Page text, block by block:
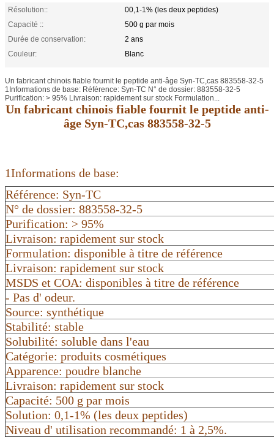
Résolution::
00,1-1% (les deux peptides)
Capacité ::
500 g par mois
Durée de conservation:
2 ans
Couleur:
Blanc
Un fabricant chinois fiable fournit le peptide anti-âge Syn-TC,cas 883558-32-5
1Informations de base: Référence: Syn-TC N° de dossier: 883558-32-5
Purification: > 95% Livraison: rapidement sur stock Formulation...
Un fabricant chinois fiable fournit le peptide anti-
âge Syn-TC,cas 883558-32-5
1Informations de base:
Référence: Syn-TC
N° de dossier: 883558-32-5
Purification: > 95%
Livraison: rapidement sur stock
Formulation: disponible à titre de référence
Livraison: rapidement sur stock
MSDS et COA: disponibles à titre de référence
- Pas d' odeur.
Source: synthétique
Stabilité: stable
Solubilité: soluble dans l'eau
Catégorie: produits cosmétiques
Apparence: poudre blanche
Livraison: rapidement sur stock
Capacité: 500 g par mois
Solution: 0,1-1% (les deux peptides)
Niveau d' utilisation recommandé: 1 à 2,5%.